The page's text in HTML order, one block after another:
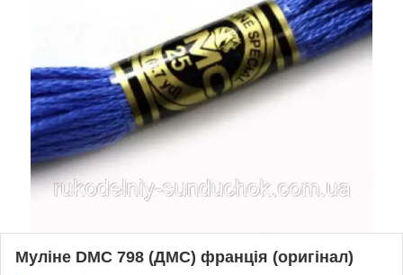
Муліне DMC 798 (ДМС) франція (оригінал)